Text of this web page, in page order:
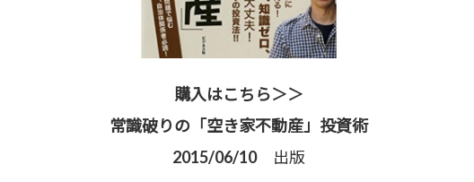
購入はこちら＞＞
常識破りの「空き家不動産」投資術
2015/06/10 出版